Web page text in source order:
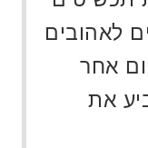
לאהובים
אחר
את